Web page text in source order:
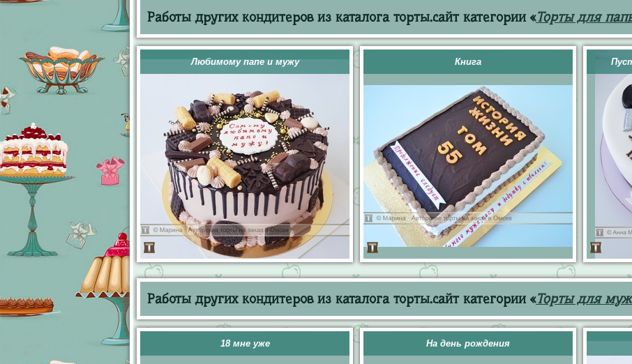
Работы других кондитеров из каталога торты.сайт категории «Торты для
Любимому папе и мужу Книга
Работы других кондитеров из каталога торты.сайт категории «Торты для
18 мне уже На день рождения